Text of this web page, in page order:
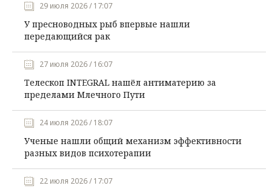
29 июля 2026 / 17:07
У пресноводных рыб впервые нашли
передающийся рак
27 июля 2026 / 16:07
Телескоп INTEGRAL нашёл антиматерию за
пределами Млечного Пути
24 июля 2026 / 18:07
Ученые нашли общий механизм эффективности
разных видов психотерапии
22 июля 2026 / 17:07